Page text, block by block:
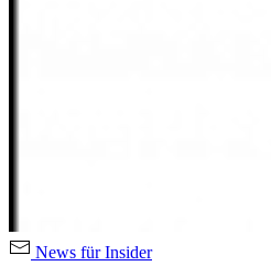
News für Insider